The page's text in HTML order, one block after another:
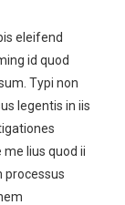
eleifend
id quod
Typi non
legentis in iis
lius quod ii
processus